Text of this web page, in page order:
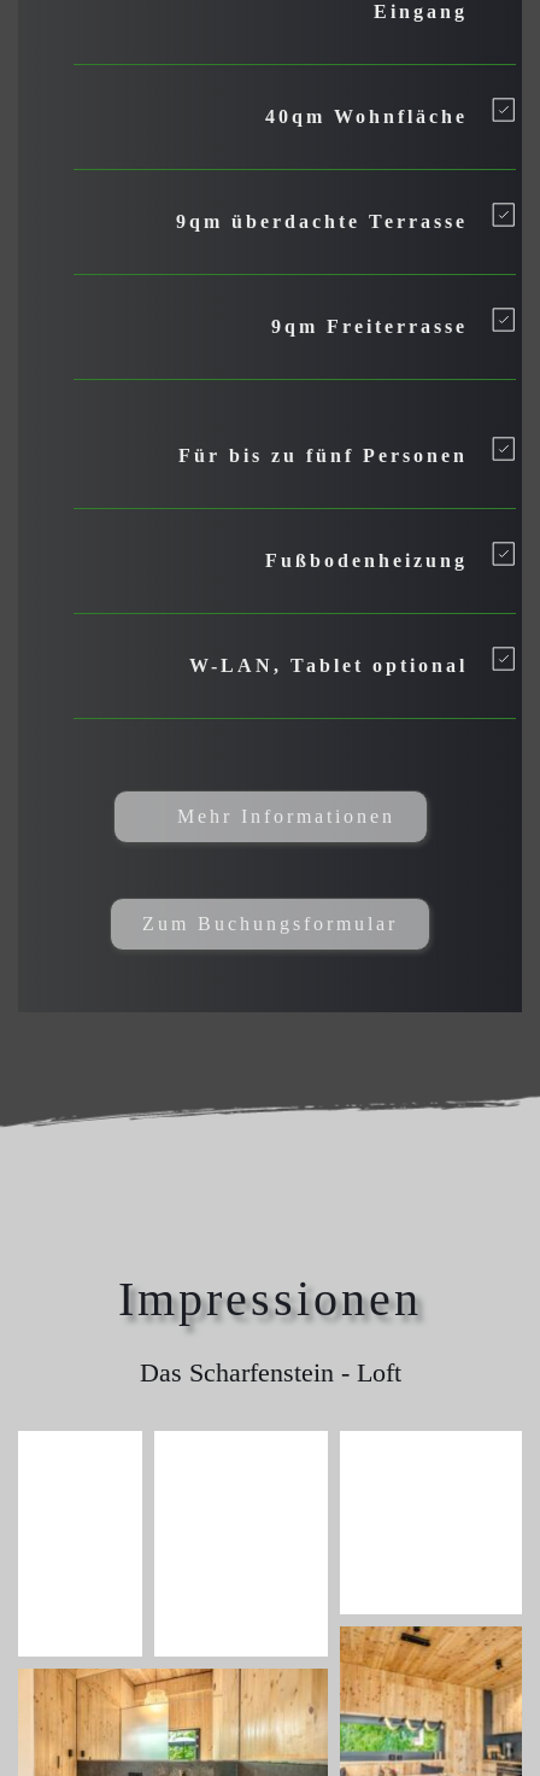
Eingang
40qm Wohnfläche
9qm überdachte Terrasse
9qm Freiterrasse
Für bis zu fünf Personen
Fußbodenheizung
W-LAN, Tablet optional
Mehr Informationen
Zum Buchungsformular
Impressionen
Das Scharfenstein - Loft